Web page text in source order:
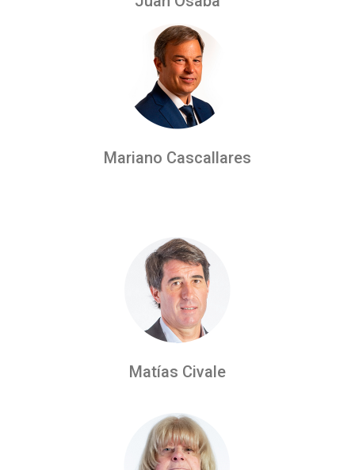
Mariano Cascallares
Matías Civale